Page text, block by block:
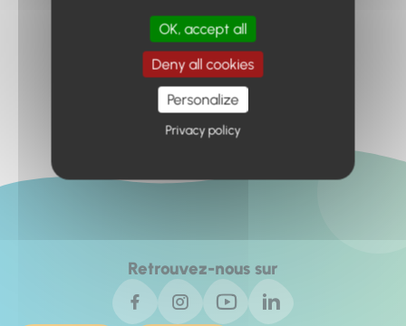
Retour à l'accueil
Retrouvez-nous sur
OK, accept all
Deny all cookies
Personalize
Privacy policy